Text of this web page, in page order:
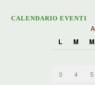
CALENDARIO EVENTI
L
M M
3
4 5